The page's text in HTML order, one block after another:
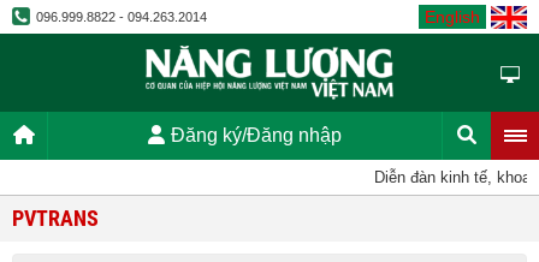
096.999.8822 - 094.263.2014 English
Đăng ký/Đăng nhập
Diễn đàn kinh tế, khoa
PVTRANS